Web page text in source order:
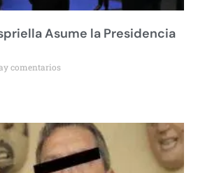
Asume la Presidencia
comentarios